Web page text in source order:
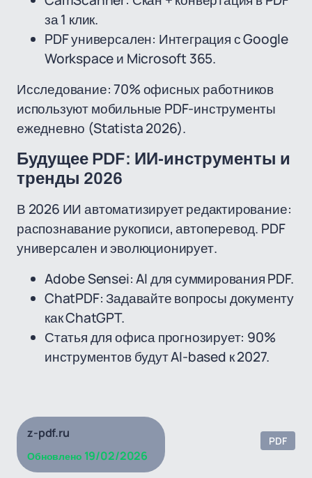
за 1 клик.
PDF универсален: Интеграция с Google
Workspace и Microsoft 365.
Исследование: 70% офисных работников
используют мобильные PDF-инструменты
ежедневно (Statista 2026).
Будущее PDF: ИИ-инструменты и
тренды 2026
В 2026 ИИ автоматизирует редактирование:
распознавание рукописи, автоперевод. PDF
универсален и эволюционирует.
Adobe Sensei: AI для суммирования PDF.
ChatPDF: Задавайте вопросы документу
как ChatGPT.
Статья для офиса прогнозирует: 90%
инструментов будут AI-based к 2027.
z-pdf.ru
Обновлено 19/02/2026
PDF